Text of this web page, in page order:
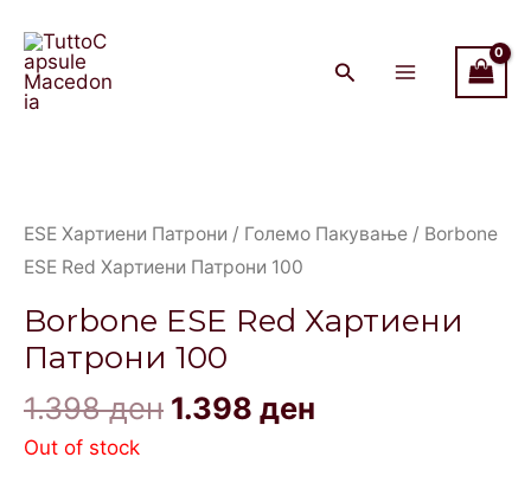
content
Menu
ESE Хартиени Патрони / Големо Пакување / Borbone
ESE Red Хартиени Патрони 100
Borbone ESE Red Хартиени
Патрони 100
1.398ден
was:
1.398 ден.
1.398 ден
is:
Out of stock